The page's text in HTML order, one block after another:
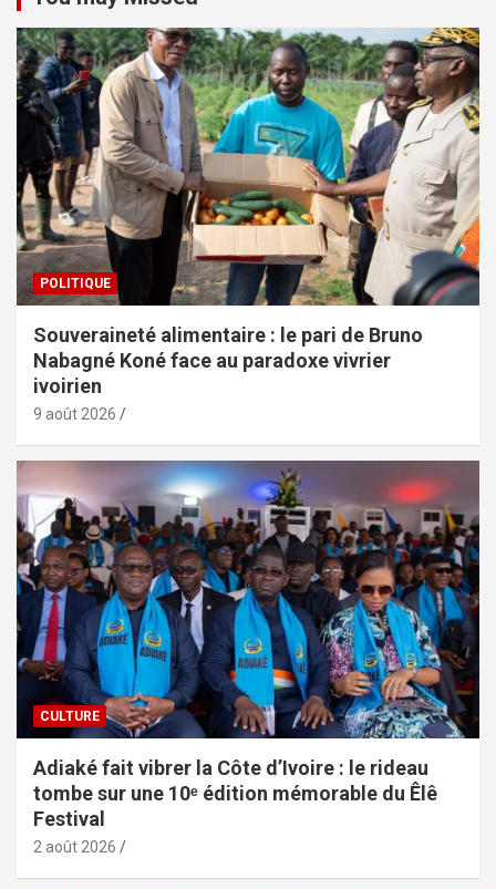
POLITIQUE
Souveraineté alimentaire : le pari de Bruno
Nabagné Koné face au paradoxe vivrier
ivoirien
9 août 2026
CULTURE
Adiaké fait vibrer la Côte d’Ivoire : le rideau
tombe sur une 10ᵉ édition mémorable du Êlê
Festival
2 août 2026